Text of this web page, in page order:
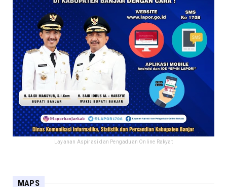
Layanan Aspirasi dan Pengaduan Online Rakyat
MAPS